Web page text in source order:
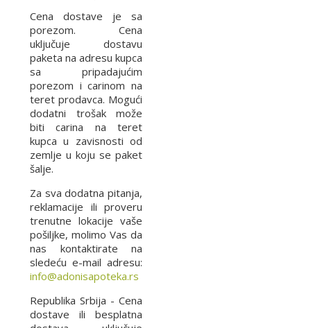
Cena dostave je sa
porezom. Cena
uključuje dostavu
paketa na adresu kupca
sa pripadajućim
porezom i carinom na
teret prodavca. Mogući
dodatni trošak može
biti carina na teret
kupca u zavisnosti od
zemlje u koju se paket
šalje.
Za sva dodatna pitanja,
reklamacije ili proveru
trenutne lokacije vaše
pošiljke, molimo Vas da
nas kontaktirate na
sledeću e-mail adresu:
info@adonisapoteka.rs
Republika Srbija - Cena
dostave ili besplatna